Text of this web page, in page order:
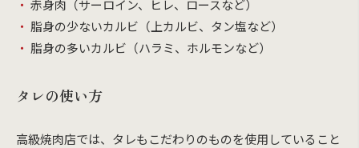
赤身肉（サーロイン、ヒレ、ロースなど）
脂身の少ないカルビ（上カルビ、タン塩など）
脂身の多いカルビ（ハラミ、ホルモンなど）
タレの使い方
高級焼肉店では、タレもこだわりのものを使用していること